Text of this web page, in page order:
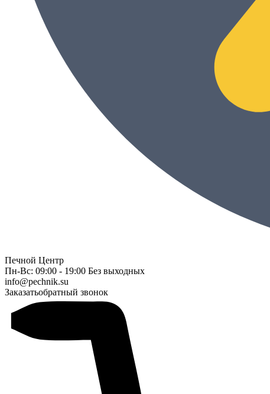
Печной Центр
Пн-Вс: 09:00 - 19:00 Без выходных
info@pechnik.su
Заказатьобратный звонок